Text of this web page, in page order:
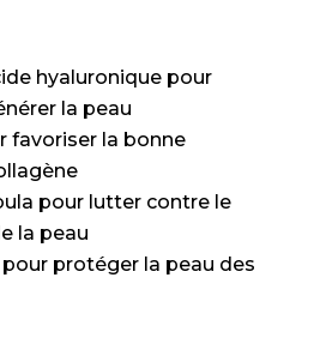
hyaluronique pour
la peau
favoriser la bonne
pour lutter contre le
la peau
protéger la peau des